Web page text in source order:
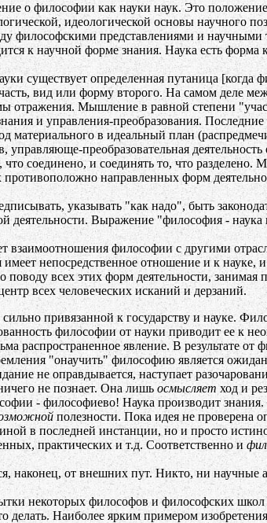
о философии как науки наук. Это
идеологической основы научного
философскими представлениями и научными
к научной форме знания. Наука есть форма
существует определенная путаница [когда
вид или форму второго. На самом деле
отражения. Мышление в равной степени
и управления-преобразования.
материального в идеальный план
управляюще-преобразовательная
что соединено, и соединять то, что
направленных форм
указывать "как надо", быть
деятельности. Выражение "философия -
философии с другими
непосредственное отношение и к науке,
всех этих форм деятельности,
всех человеческих исканий и дерзаний.
привязанной к государству и науке.
философии от науки приводит ее к
распространенное явление. В результате
"онаучить" философию является
не оправдывается, наступает
не познает. Она лишь осмысляетход и
- философиево! Наука производит
полезности. Пока идея не проверена
в последней инстанции, но и просто
практических и т.д. Соответственно и
от внешних пут. Никто, ни научные
некоторых философов и философских
Наиболее ярким примером